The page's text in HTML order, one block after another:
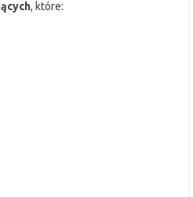
, które: